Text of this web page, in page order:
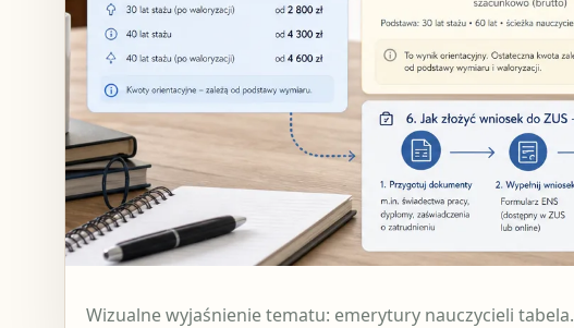
Wizualne wyjaśnienie tematu: emerytury nauczycieli tabela.